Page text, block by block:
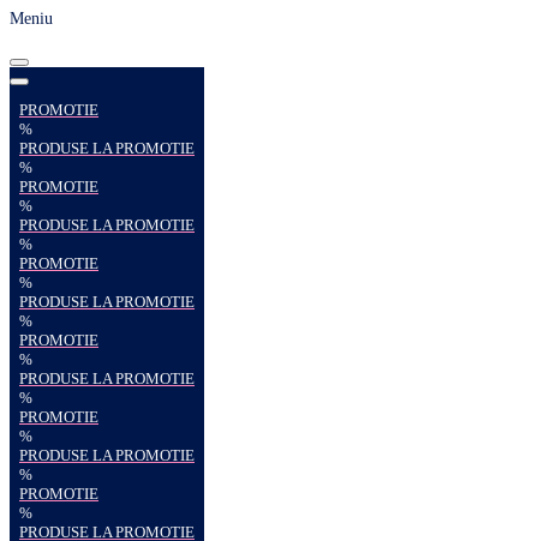
Meniu
PROMOTIE
%
PRODUSE LA PROMOTIE
%
PROMOTIE
%
PRODUSE LA PROMOTIE
%
PROMOTIE
%
PRODUSE LA PROMOTIE
%
PROMOTIE
%
PRODUSE LA PROMOTIE
%
PROMOTIE
%
PRODUSE LA PROMOTIE
%
PROMOTIE
%
PRODUSE LA PROMOTIE